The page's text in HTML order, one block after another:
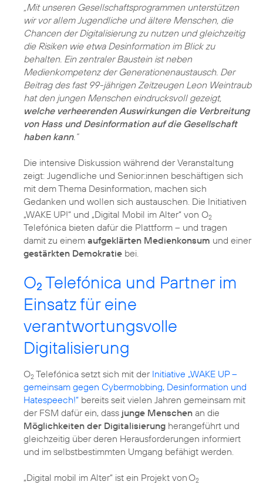
„Mit unseren Gesellschaftsprogrammen unterstützen
wir vor allem Jugendliche und ältere Menschen, die
Chancen der Digitalisierung zu nutzen und gleichzeitig
die Risiken wie etwa Desinformation im Blick zu
behalten. Ein zentraler Baustein ist neben
Medienkompetenz der Generationenaustausch. Der
Beitrag des fast 99-jährigen Zeitzeugen Leon Weintraub
hat den jungen Menschen eindrucksvoll gezeigt,
welche verheerenden Auswirkungen die Verbreitung
von Hass und Desinformation auf die Gesellschaft
haben kann.“
Die intensive Diskussion während der Veranstaltung
zeigt: Jugendliche und Senior:innen beschäftigen sich
mit dem Thema Desinformation, machen sich
Gedanken und wollen sich austauschen. Die Initiativen
„WAKE UP!“ und „Digital Mobil im Alter“ von O2
Telefónica bieten dafür die Plattform – und tragen
damit zu einem aufgeklärten Medienkonsum und einer
gestärkten Demokratie bei.
O2 Telefónica und Partner im
Einsatz für eine
verantwortungsvolle
Digitalisierung
O2 Telefónica setzt sich mit der Initiative „WAKE UP –
gemeinsam gegen Cybermobbing, Desinformation und
Hatespeech!“ bereits seit vielen Jahren gemeinsam mit
der FSM dafür ein, dass junge Menschen an die
Möglichkeiten der Digitalisierung herangeführt und
gleichzeitig über deren Herausforderungen informiert
und im selbstbestimmten Umgang befähigt werden.
„Digital mobil im Alter“ ist ein Projekt von O2